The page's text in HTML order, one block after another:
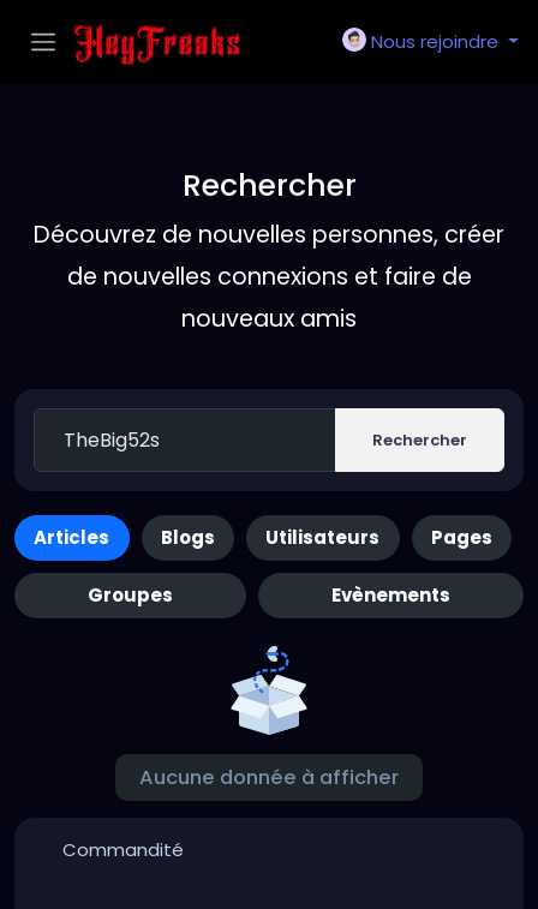
Nous rejoindre
Rechercher
Découvrez de nouvelles personnes, créer
de nouvelles connexions et faire de
nouveaux amis
Rechercher
Articles Blogs Utilisateurs Pages
Groupes Evènements
Aucune donnée à afficher
Commandité